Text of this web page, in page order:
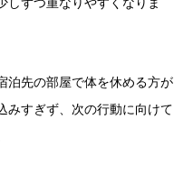
泊先の部屋で体を休める方が
みすぎず、次の行動に向けて